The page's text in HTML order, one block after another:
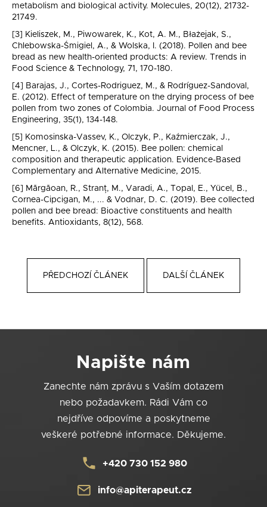
metabolism and biological activity. Molecules, 20(12), 21732-
21749.
[3] Kieliszek, M., Piwowarek, K., Kot, A. M., Błażejak, S.,
Chlebowska-Śmigiel, A., & Wolska, I. (2018). Pollen and bee
bread as new health-oriented products: A review. Trends in
Food Science & Technology, 71, 170-180.
[4] Barajas, J., Cortes-Rodriguez, M., & Rodríguez-Sandoval,
E. (2012). Effect of temperature on the drying process of bee
pollen from two zones of Colombia. Journal of Food Process
Engineering, 35(1), 134-148.
[5] Komosinska-Vassev, K., Olczyk, P., Kaźmierczak, J.,
Mencner, L., & Olczyk, K. (2015). Bee pollen: chemical
composition and therapeutic application. Evidence-Based
Complementary and Alternative Medicine, 2015.
[6] Mărgăoan, R., Stranț, M., Varadi, A., Topal, E., Yücel, B.,
Cornea-Cipcigan, M., ... & Vodnar, D. C. (2019). Bee collected
pollen and bee bread: Bioactive constituents and health
benefits. Antioxidants, 8(12), 568.
PŘEDCHOZÍ ČLÁNEK DALŠÍ ČLÁNEK
Napište nám
Zanechte nám zprávu s Vaším dotazem
nebo požadavkem. Rádi Vám co
nejdříve odpovíme a poskytneme
veškeré potřebné informace. Děkujeme.
+420 730 152 980
info@apiterapeut.cz